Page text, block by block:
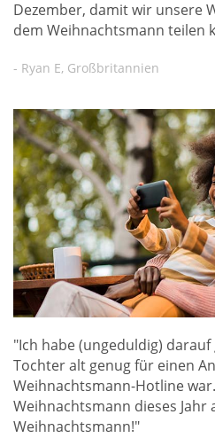
Dezember, damit wir unsere
dem Weihnachtsmann teilen
- Ryan E, Großbritannien
"Ich habe (ungeduldig)
Tochter alt genug für einen
Weihnachtsmann-Hotline war.
Weihnachtsmann dieses Jahr
Weihnachtsmann!"